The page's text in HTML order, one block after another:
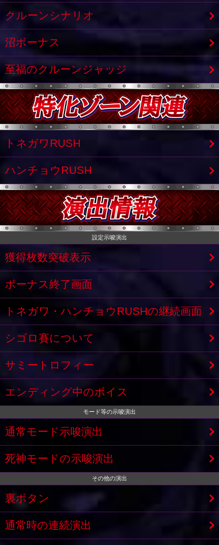
クルーンシナリオ
沼ボーナス
至福のクルーンジャッジ
トネガワRUSH
ハンチョウRUSH
設定示唆演出
獲得枚数突破表示
ボーナス終了画面
トネガワ・ハンチョウRUSHの継続画面
シゴロ賽について
サミートロフィー
エンディング中のボイス
モード等の示唆演出
通常モード示唆演出
死神モードの示唆演出
その他の演出
裏ボタン
通常時の連続演出